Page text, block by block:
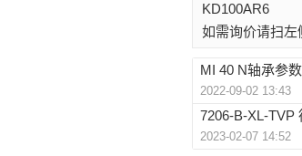
KD100AR6
如需询价请扫
MI 40 N轴承参
2022-09-02 13:43
7206-B-XL-TVP
2023-02-07 14:52